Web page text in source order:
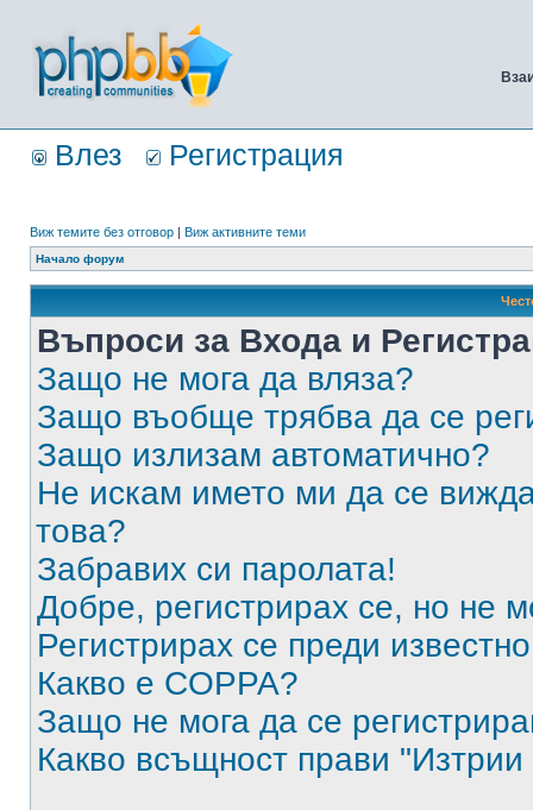
Влез Регистрация
Виж темите без отговор | Виж активните теми
Начало форум
Въпроси за Входа и
Защо не мога да вляза?
Защо въобще трябва да се
Защо излизам автоматично?
Не искам името ми да се
това?
Забравих си паролата!
Добре, регистрирах се, но не
Регистрирах се преди
Какво е COPPA?
Защо не мога да се
Какво всъщност прави "Изтрии